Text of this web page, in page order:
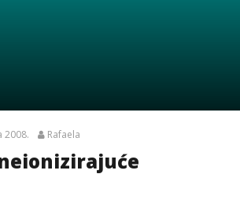
2008. Rafaela